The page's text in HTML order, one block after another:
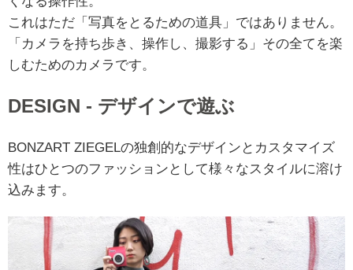
これはただ「写真をとるための道具」ではありません。
「カメラを持ち歩き、操作し、撮影する」その全てを楽
しむためのカメラです。
DESIGN - デザインで遊ぶ
BONZART ZIEGELの独創的なデザインとカスタマイズ
性はひとつのファッションとして様々なスタイルに溶け
込みます。